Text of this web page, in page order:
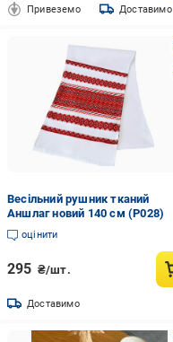
Привеземо Доставимо
Весільний рушник тканий
Аншлаг новий 140 см (Р028)
оцінити
295 ₴/шт.
Доставимо